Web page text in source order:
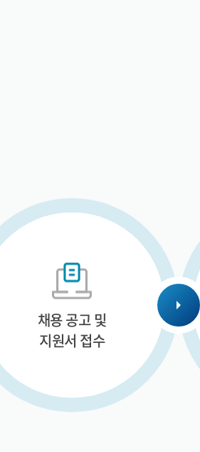
채용 공고 및
지원서 접수